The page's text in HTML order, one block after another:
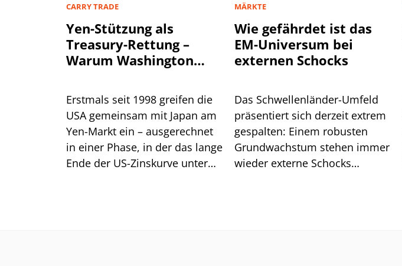
CARRY TRADE
Yen-Stützung als
Treasury-Rettung –
Warum Washington
will
Erstmals seit 1998 greifen die
USA gemeinsam mit Japan am
Yen-Markt ein – ausgerechnet
in einer Phase, in der das lange
Ende der US-Zinskurve unter
MÄRKTE
Wie gefährdet ist das
EM-Universum bei
externen Schocks
Das Schwellenländer-Umfeld
präsentiert sich derzeit extrem
gespalten: Einem robusten
Grundwachstum stehen immer
wieder externe Schocks